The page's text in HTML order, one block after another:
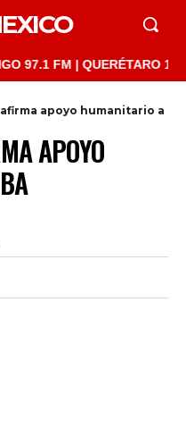
| QUERÉTARO 103.1
apoyo humanitario a
APOYO